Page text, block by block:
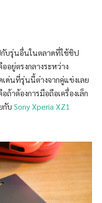
กับรุ่นอื่นในตลาดที่ใช้ชิป
อยู่ตรงกลางระหว่าง
ด่นที่รุ่นนี้ต่างจากคู่แข่งเลย
าต้องการมือถือเครื่องเล็ก
กับ Sony Xperia XZ1